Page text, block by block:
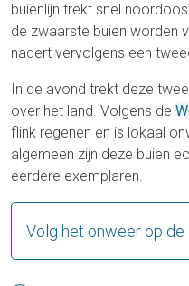
buienlijn trekt snel
de zwaarste buien worden
nadert vervolgens een
In de avond trekt deze
over het land. Volgens de
flink regenen en is lokaal
algemeen zijn deze buien
eerdere exemplaren.
Volg het onweer op